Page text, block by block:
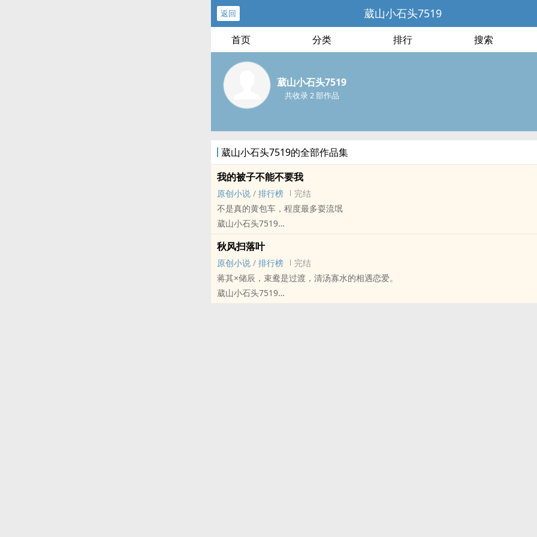
返回 葳山小石头7519
首页 分类 排行 搜索
葳山小石头7519
共收录 2 部作品
葳山小石头7519的全部作品集
我的被子不能不要我
原创小说 / 排行榜
完结
不是真的黄包车，程度最多耍流氓
葳山小石头7519
完结
秋风扫落叶
原创小说 / 排行榜
完结
蒋其×储辰，束鸯是过渡，清汤寡水的相遇恋爱。
葳山小石头7519